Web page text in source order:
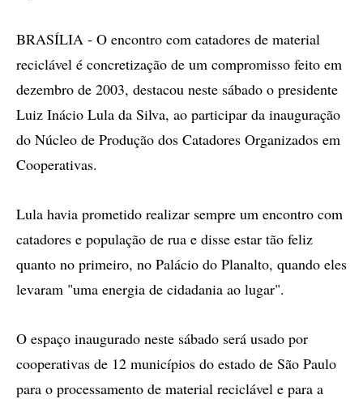
BRASÍLIA - O encontro com catadores de material
reciclável é concretização de um compromisso feito em
dezembro de 2003, destacou neste sábado o presidente
Luiz Inácio Lula da Silva, ao participar da inauguração
do Núcleo de Produção dos Catadores Organizados em
Cooperativas.
Lula havia prometido realizar sempre um encontro com
catadores e população de rua e disse estar tão feliz
quanto no primeiro, no Palácio do Planalto, quando eles
levaram "uma energia de cidadania ao lugar".
O espaço inaugurado neste sábado será usado por
cooperativas de 12 municípios do estado de São Paulo
para o processamento de material reciclável e para a